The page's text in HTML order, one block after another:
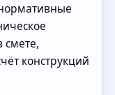
конструкций